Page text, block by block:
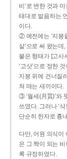
비’로 변한 것과
태대로 발음하는
이다.
② 예전에는 ‘지붕
샅’으로 써 왔는
붙은 형태가 [고사
‘고삿’으로 정한
지붕 위에 건너질
쳐 매는 새끼이다.
③ ‘월세(月貰)’와
쓰였다. 그러나 ‘삭
단순히 한자로 흉
다만, 어원 의식이
은 그 짝이 되는
록 규정하였다.